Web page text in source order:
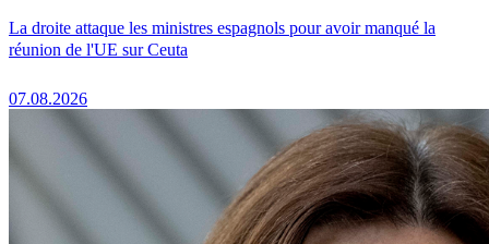
La droite attaque les ministres espagnols pour avoir manqué la
réunion de l'UE sur Ceuta
07.08.2026